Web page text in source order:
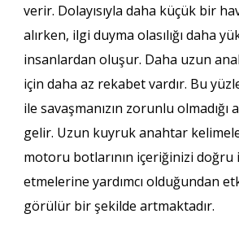
verir. Dolayısıyla daha küçük bir
alırken, ilgi duyma olasılığı daha
insanlardan oluşur. Daha uzun
için daha az rekabet vardır. Bu
ile savaşmanızın zorunlu olmadığı
gelir. Uzun kuyruk anahtar
motoru botlarının içeriğinizi doğru
etmelerine yardımcı olduğundan
görülür bir şekilde artmaktadır.